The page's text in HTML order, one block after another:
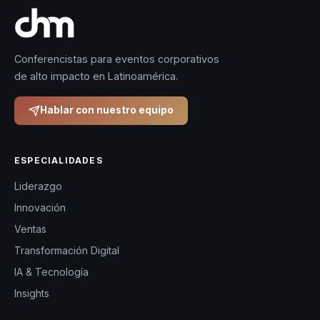
Conferencistas para eventos corporativos
de alto impacto en Latinoamérica.
Hablar con nuestro equipo
ESPECIALIDADES
Liderazgo
Innovación
Ventas
Transformación Digital
IA & Tecnología
Insights